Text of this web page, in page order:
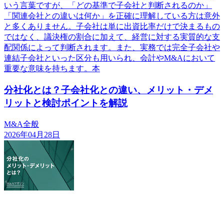
いう言葉ですが、「どの基準で子会社と判断されるのか」
「関連会社との違いは何か」を正確に理解している方は意外
と多くありません。子会社は単に出資比率だけで決まるもの
ではなく、議決権の割合に加えて、経営に対する実質的な支
配関係によって判断されます。また、実務では完全子会社や
連結子会社といった区分も用いられ、会計やM&Aにおいて
重要な意味を持ちます。本
分社化とは？子会社化との違い、メリット・デメ
リットと検討ポイントを解説
M&A全般
2026年04月28日